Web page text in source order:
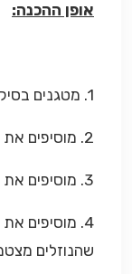
אופן ההכנה:
1. מטגנים בסיק בינוני את הבצל, עד שהוא מזהיב.
2. מוסיפים את השום ומטגנים מעט.
3. מוסיפים את יתר הרכיבים ומערבבים.
4. מוסיפים
שהנוזלים